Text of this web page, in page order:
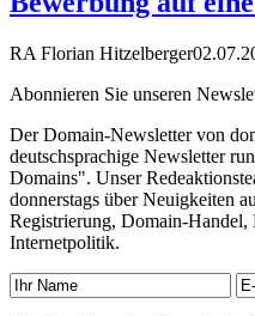
RA Florian Hitzelberger
Abonnieren Sie unseren
Der Domain-Newsletter von
deutschsprachige Newsletter
Domains". Unser
donnerstags über Neuigkeiten
Registrierung, Domain-
Internetpolitik.